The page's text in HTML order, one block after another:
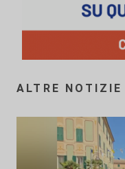
ALTRE NOTIZIE